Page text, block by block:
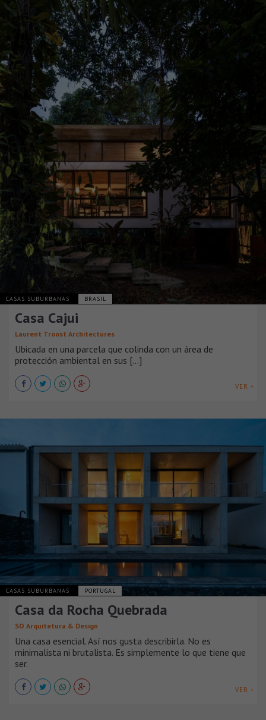
CASAS SUBURBANAS BRASIL
Casa Cajui
Laurent Troost Architectures
Ubicada en una parcela que colinda con un área de
protección ambiental en sus [...]
VER +
CASAS SUBURBANAS PORTUGAL
Casa da Rocha Quebrada
SO Arquitetura & Design
Una casa esencial. Así nos gusta describirla. No es
minimalista ni brutalista. Es simplemente lo que tiene que
ser.
VER +